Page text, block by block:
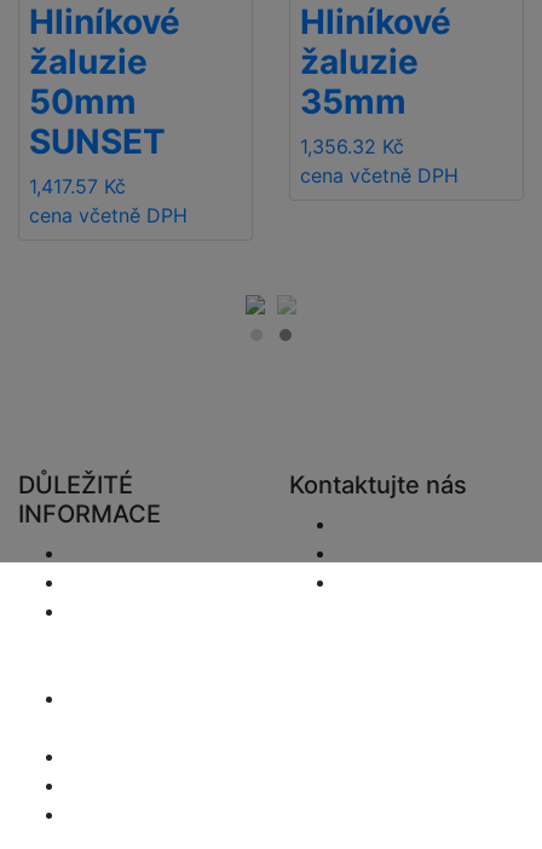
Hliníkové
žaluzie
50mm
SUNSET
1,417.57 Kč
cena včetně DPH
Hliníkové
žaluzie
35mm
1,356.32 Kč
cena včetně DPH
DŮLEŽITÉ
INFORMACE
Kontaktujte nás